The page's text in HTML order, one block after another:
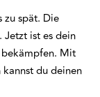
zu spät. Die
. Jetzt ist es dein
Mit
du deinen